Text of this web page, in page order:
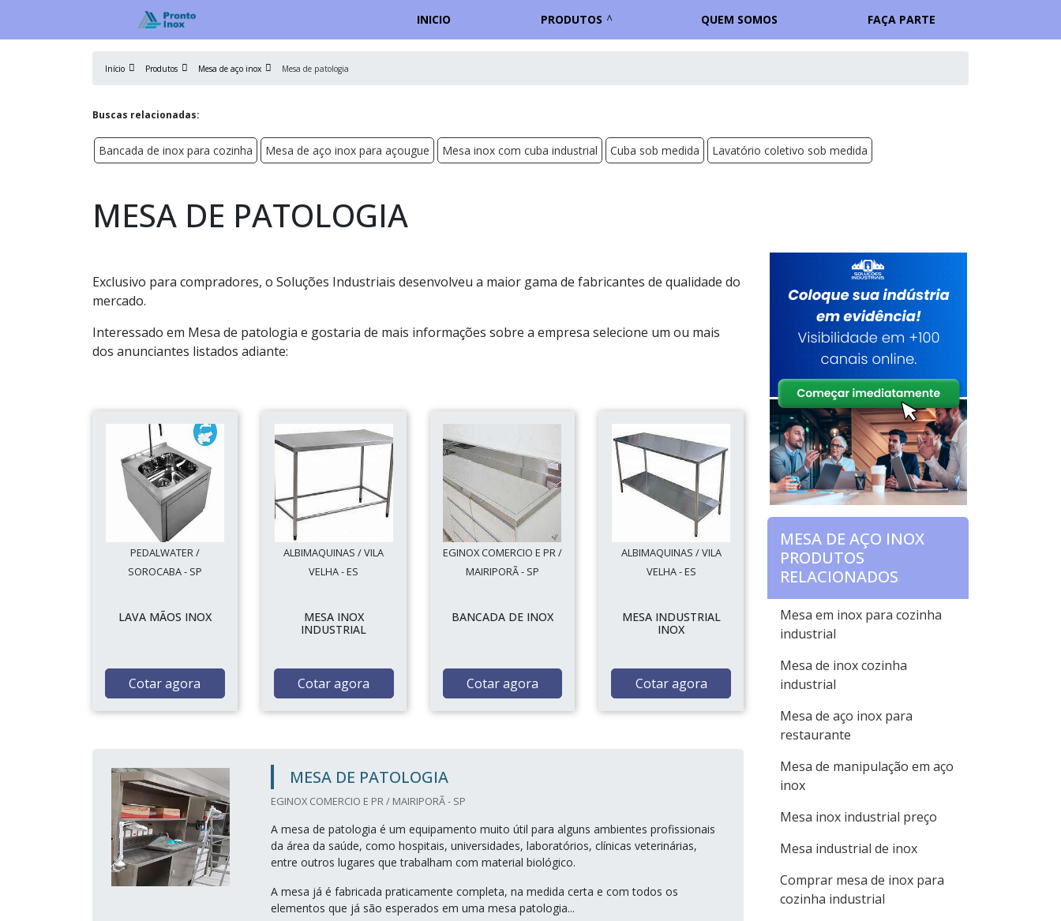
INICIO PRODUTOS QUEM SOMOS FAÇA PARTE
Início Produtos Mesa de aço inox Mesa de patologia
Buscas relacionadas:
Bancada de inox para cozinha Mesa de aço inox para açougue Mesa inox com cuba industrial Cuba sob medida Lavatório coletivo sob medida
MESA DE PATOLOGIA
Exclusivo para compradores, o Soluções Industriais desenvolveu a maior gama de fabricantes de qualidade do
mercado.
Interessado em Mesa de patologia e gostaria de mais informações sobre a empresa selecione um ou mais
dos anunciantes listados adiante:
PEDALWATER /
SOROCABA - SP
LAVA MÃOS INOX
Cotar agora
ALBIMAQUINAS / VILA
VELHA - ES
MESA INOX
INDUSTRIAL
Cotar agora
EGINOX COMERCIO E PR /
MAIRIPORÃ - SP
BANCADA DE INOX
Cotar agora
ALBIMAQUINAS / VILA
VELHA - ES
MESA INDUSTRIAL
INOX
Cotar agora
MESA DE PATOLOGIA
EGINOX COMERCIO E PR / MAIRIPORÃ - SP
A mesa de patologia é um equipamento muito útil para alguns ambientes profissionais
da área da saúde, como hospitais, universidades, laboratórios, clínicas veterinárias,
entre outros lugares que trabalham com material biológico.
A mesa já é fabricada praticamente completa, na medida certa e com todos os
elementos que já são esperados em uma mesa patologia...
MESA DE AÇO INOX
PRODUTOS
RELACIONADOS
Mesa em inox para cozinha
industrial
Mesa de inox cozinha
industrial
Mesa de aço inox para
restaurante
Mesa de manipulação em aço
inox
Mesa inox industrial preço
Mesa industrial de inox
Comprar mesa de inox para
cozinha industrial